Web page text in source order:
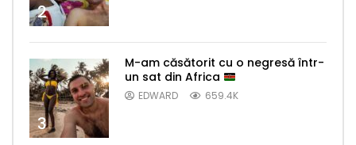
2
3
M-am căsătorit cu o negresă într-
un sat din Africa
EDWARD 659.4K